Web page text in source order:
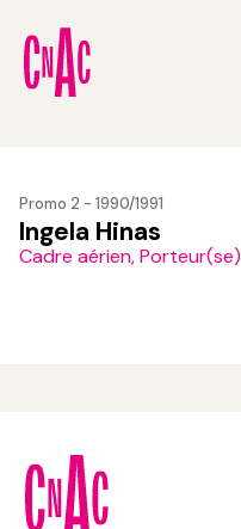
contenu
principal
Promo 2 - 1990/1991
Ingela Hinas
Cadre aérien, Porteur(se)